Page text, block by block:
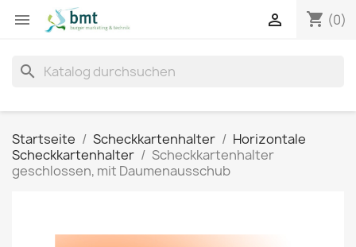
 shopping_cart (0)

search
Startseite Scheckkartenhalter
Horizontale
Scheckkartenhalter
Scheckkartenhalter
geschlossen, mit Daumenausschub